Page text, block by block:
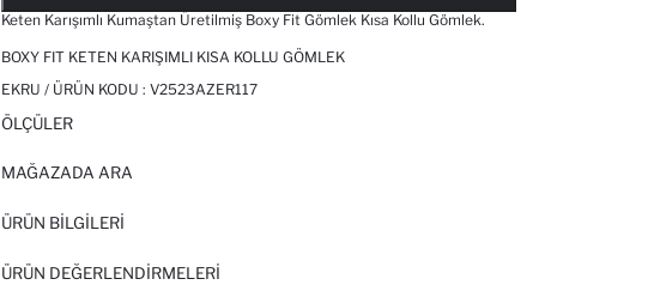
Keten Karışımlı Kumaştan Üretilmiş Boxy Fit Gömlek Kısa Kollu Gömlek.
BOXY FIT KETEN KARIŞIMLI KISA KOLLU GÖMLEK
EKRU / ÜRÜN KODU : V2523AZER117
ÖLÇÜLER
MAĞAZADA ARA
ÜRÜN BILGILERI
ÜRÜN DEĞERLENDİRMELERİ